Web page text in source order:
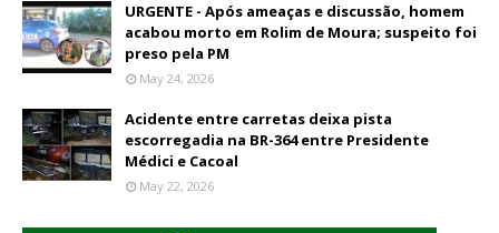
URGENTE - Após ameaças e discussão, homem
acabou morto em Rolim de Moura; suspeito foi
preso pela PM
May 24, 2026
Acidente entre carretas deixa pista
escorregadia na BR-364 entre Presidente
Médici e Cacoal
May 22, 2026